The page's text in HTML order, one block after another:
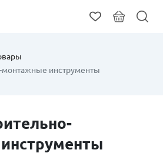
монтажные инструменты